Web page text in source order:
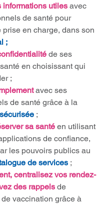
informations utiles avec
de santé pour
prise en charge, dans son
;
de ses
en choisissant qui
;
avec ses
de santé grâce à la
;
sa santé en utilisant
de confiance,
les pouvoirs publics au
de services ;
centralisez vos rendez-
des rappels de
de vaccination grâce à